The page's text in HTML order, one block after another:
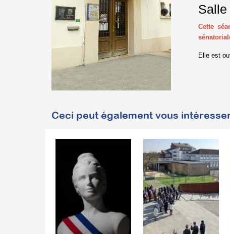
Cette
Elle est
Ceci peut également vous